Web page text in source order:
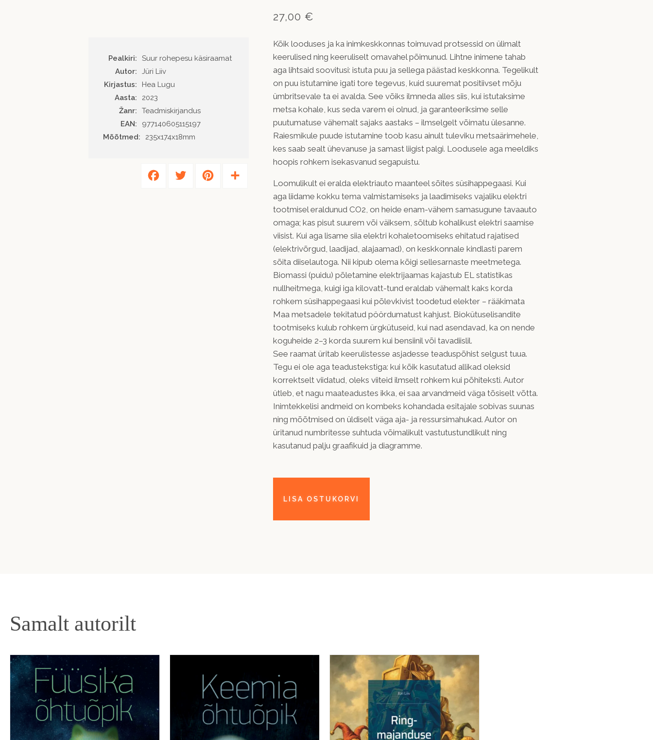
27,00 €
Kõik looduses ja ka inimkeskkonnas toimuvad protsessid on ülimalt
keerulised ning keeruliselt omavahel põimunud. Lihtne inimene tahab
aga lihtsaid soovitusi: istuta puu ja sellega päästad keskkonna. Tegelikult
on puu istutamine igati tore tegevus, kuid suuremat positiivset mõju
ümbritsevale ta ei avalda. See võiks ilmneda alles siis, kui istutaksime
metsa kohale, kus seda varem ei olnud, ja garanteeriksime selle
puutumatuse vähemalt sajaks aastaks – ilmselgelt võimatu ülesanne.
Raiesmikule puude istutamine toob kasu ainult tuleviku metsaärimehele,
kes saab sealt ühevanuse ja samast liigist palgi. Loodusele aga meeldiks
hoopis rohkem isekasvanud segapuistu.
Loomulikult ei eralda elektriauto maanteel sõites süsihappegaasi. Kui
aga liidame kokku tema valmistamiseks ja laadimiseks vajaliku elektri
tootmisel eraldunud CO2, on heide enam-vähem samasugune tavaauto
omaga; kas pisut suurem või väiksem, sõltub kohalikust elektri saamise
viisist. Kui aga lisame siia elektri kohaletoomiseks ehitatud rajatised
(elektrivõrgud, laadijad, alajaamad), on keskkonnale kindlasti parem
sõita diiselautoga. Nii kipub olema kõigi sellesarnaste meetmetega.
Biomassi (puidu) põletamine elektrijaamas kajastub EL statistikas
nullheitmega, kuigi iga kilovatt-tund eraldab vähemalt kaks korda
rohkem süsihappegaasi kui põlevkivist toodetud elekter – rääkimata
Maa metsadele tekitatud pöördumatust kahjust. Biokütuselisandite
tootmiseks kulub rohkem ürgkütuseid, kui nad asendavad, ka on nende
koguheide 2–3 korda suurem kui bensiinil või tavadiislil.
See raamat üritab keerulistesse asjadesse teaduspõhist selgust tuua.
Tegu ei ole aga teadustekstiga: kui kõik kasutatud allikad oleksid
korrektselt viidatud, oleks viiteid ilmselt rohkem kui põhiteksti. Autor
ütleb, et nagu maateadustes ikka, ei saa arvandmeid väga tõsiselt võtta.
Inimtekkelisi andmeid on kombeks kohandada esitajale sobivas suunas
ning mõõtmised on üldiselt väga aja- ja ressursimahukad. Autor on
üritanud numbritesse suhtuda võimalikult vastutustundlikult ning
kasutanud palju graafikuid ja diagramme.
Pealkiri:
Suur rohepesu käsiraamat
Autor
Jüri Liiv
Kirjastus
Hea Lugu
Aasta
2023
Žanr
Teadmiskirjandus
EAN
977140605115197
Mõõtmed:
235x174x18mm
Samalt autorilt